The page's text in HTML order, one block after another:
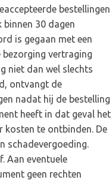
bestellingen
30 dagen
is gegaan met een
bezorging vertraging
niet dan wel slechts
ontvangt de
nadat hij de bestelling
heeft in dat geval het
kosten te ontbinden. De
schadevergoeding.
Aan eventuele
geen rechten